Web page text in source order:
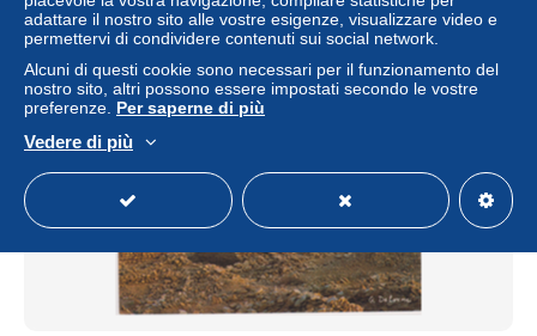
Stato Residenziale
Nuovo
adattare il nostro sito alle vostre esigenze, visualizzare video e
permettervi di condividere contenuti sui social network.
Alcuni di questi cookie sono necessari per il funzionamento del
nostro sito, altri possono essere impostati secondo le vostre
preferenze. Per saperne di più
Vedere di più